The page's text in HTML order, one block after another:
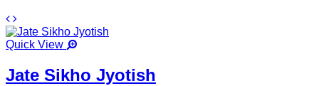
Quick View
Jate Sikho Jyotish